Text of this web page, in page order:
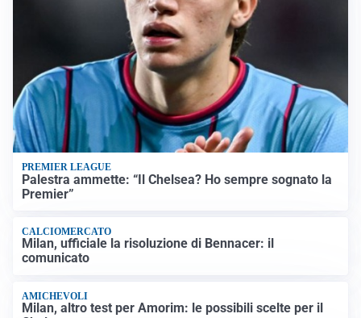
PREMIER LEAGUE
Palestra ammette: “Il Chelsea? Ho sempre sognato la
Premier”
CALCIOMERCATO
Milan, ufficiale la risoluzione di Bennacer: il
comunicato
AMICHEVOLI
Milan, altro test per Amorim: le possibili scelte per il